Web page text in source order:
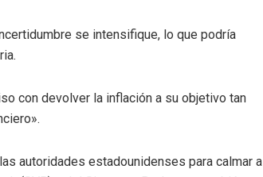
se intensifique, lo que podría
con devolver la inflación a su objetivo tan
autoridades estadounidenses para calmar a